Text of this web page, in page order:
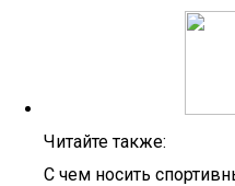
Читайте также:
С чем носить